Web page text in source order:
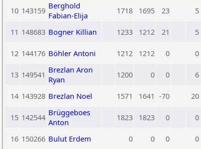
10 143159 Berghold
Fabian-Elija
1718 1695 23 5
11 148683 Bogner Killian 1233 1212 21 5
12 144176 Böhler Antoni 1212 1212 0 0
13 149541 Brezlan Aron
Ryan
1200 0 0 6
14 143928 Brezlan Noel 1571 1641 -70 20
15 142544 Brüggeboes
Anton
1823 1823 0 0
16 150266 Bulut Erdem 0 0 0 0